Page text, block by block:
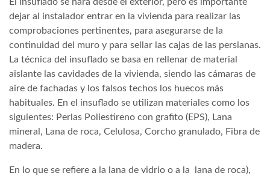
dejar al instalador entrar en la vivienda para realizar las
comprobaciones pertinentes, para asegurarse de la
continuidad del muro y para sellar las cajas de las persianas.
La técnica del insuflado se basa en rellenar de material
aislante las cavidades de la vivienda, siendo las cámaras de
aire de fachadas y los falsos techos los huecos más
habituales. En el insuflado se utilizan materiales como los
siguientes: Perlas Poliestireno con grafito (EPS), Lana
mineral, Lana de roca, Celulosa, Corcho granulado, Fibra de
madera.
En lo que se refiere a la lana de vidrio o a la lana de roca),